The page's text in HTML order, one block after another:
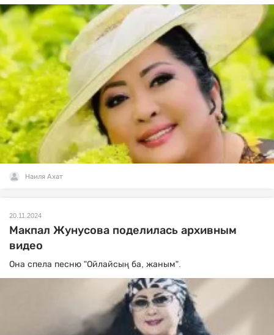
Наиля Ахат
20.11.2024
Макпал Жунусова поделилась архивным
видео
Она спела песню "Ойлайсың ба, жаным".